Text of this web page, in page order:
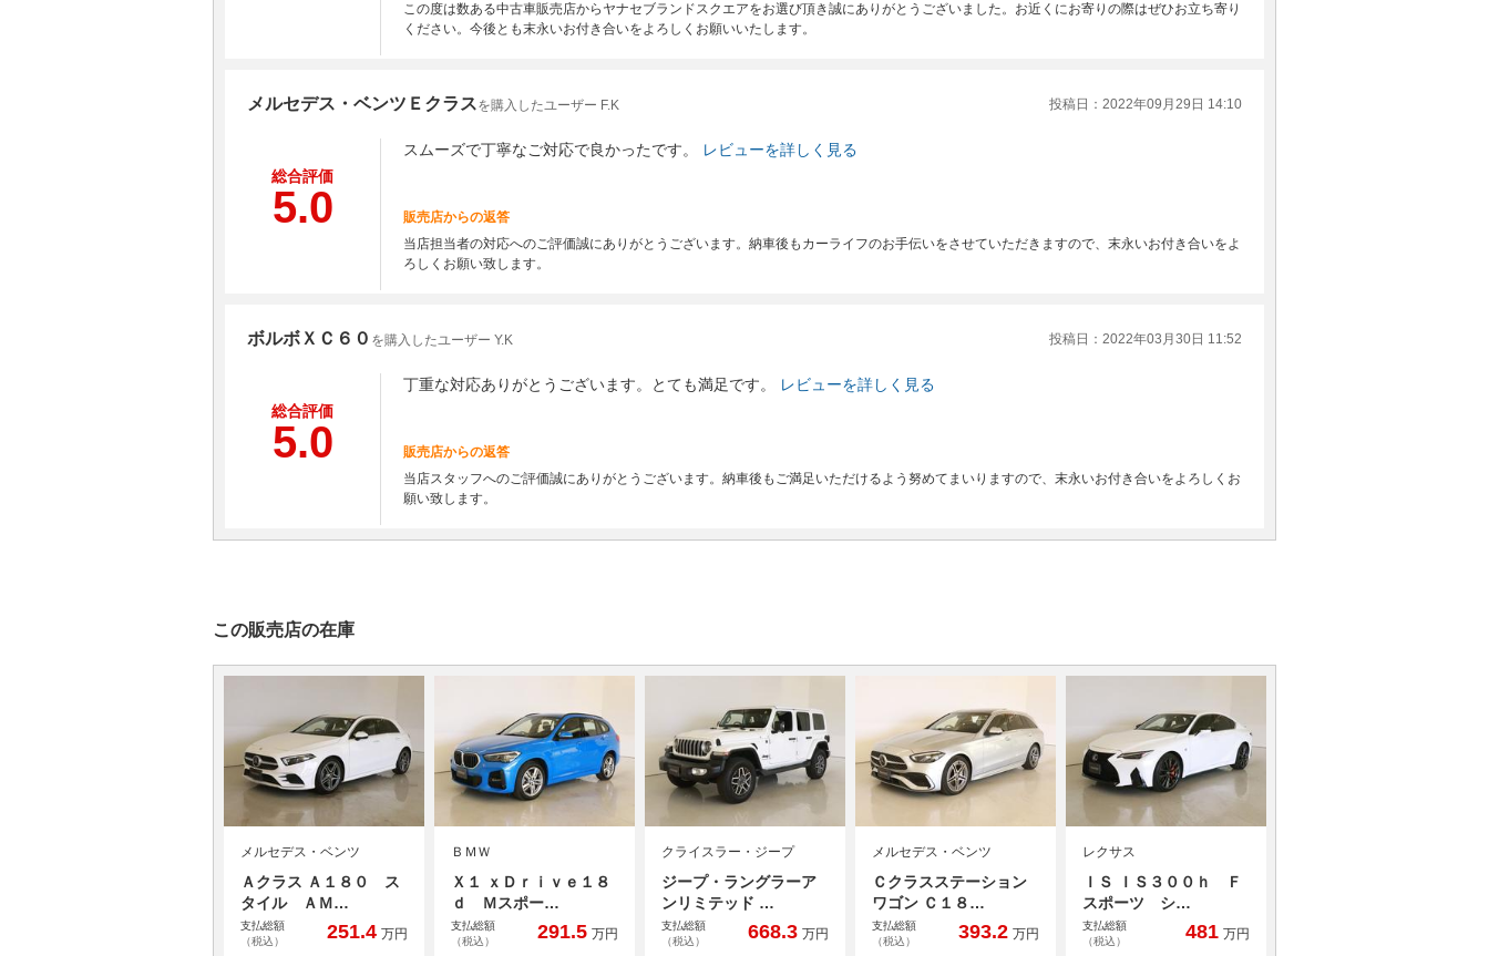
この度は数ある中古車販売店からヤナセブランドスクエアをお選び頂き誠にありがとうございました。お近くにお寄りの際はぜひお立ち寄り
ください。今後とも末永いお付き合いをよろしくお願いいたします。
メルセデス・ベンツＥクラスを購入したユーザー F.K 投稿日：2022年09月29日 14:10
総合評価
5.0
スムーズで丁寧なご対応で良かったです。 レビューを詳しく見る
販売店からの返答
当店担当者の対応へのご評価誠にありがとうございます。納車後もカーライフのお手伝いをさせていただきますので、末永いお付き合いをよ
ろしくお願い致します。
ボルボＸＣ６０ を購入したユーザー Y.K 投稿日：2022年03月30日 11:52
総合評価
5.0
丁重な対応ありがとうございます。とても満足です。 レビューを詳しく見る
販売店からの返答
当店スタッフへのご評価誠にありがとうございます。納車後もご満足いただけるよう努めてまいりますので、末永いお付き合いをよろしくお
願い致します。
この販売店の在庫
メルセデス・ベンツ
Ａクラス Ａ１８０ ス
タイル ＡＭ…
支払総額
（税込）
251.4 万円
ＢＭＷ
Ｘ１ ｘＤｒｉｖｅ１８
ｄ Ｍスポー…
支払総額
（税込）
291.5 万円
クライスラー・ジープ
ジープ・ラングラーア
ンリミテッド …
支払総額
（税込）
668.3 万円
メルセデス・ベンツ
Ｃクラスステーション
ワゴン Ｃ１８…
支払総額
（税込）
393.2 万円
レクサス
ＩＳ ＩＳ３００ｈ Ｆ
スポーツ シ…
支払総額
（税込）
481 万円